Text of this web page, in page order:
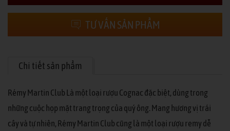
TƯ VẤN SẢN PHẨM
Chi tiết sản phẩm
Rémy Martin Club Là một loại rượu Cognac đặc biệt, dùng trong
những cuộc họp mặt trang trọng của quý ông. Mang hương vị trái
cây và tự nhiên, Rémy Martin Club cũng là một loại rượu remy dễ